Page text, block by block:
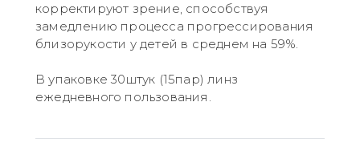
корректируют зрение, способствуя
замедлению процесса прогрессирования
близорукости у детей в среднем на 59%.
В упаковке 30штук (15пар) линз
ежедневного пользования.